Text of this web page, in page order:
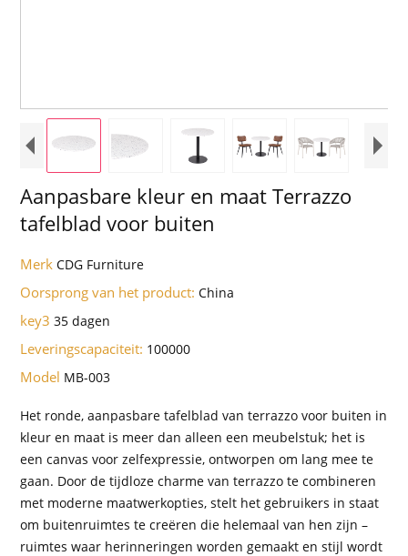
Aanpasbare kleur en maat Terrazzo
tafelblad voor buiten
MerkCDG Furniture
Oorsprong van het product:China
key335 dagen
Leveringscapaciteit: 100000
Model MB-003
Het ronde, aanpasbare tafelblad van terrazzo voor buiten in
kleur en maat is meer dan alleen een meubelstuk; het is
een canvas voor zelfexpressie, ontworpen om lang mee te
gaan. Door de tijdloze charme van terrazzo te combineren
met moderne maatwerkopties, stelt het gebruikers in staat
om buitenruimtes te creëren die helemaal van hen zijn –
ruimtes waar herinneringen worden gemaakt en stijl wordt